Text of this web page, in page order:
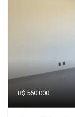
R$ 560.000